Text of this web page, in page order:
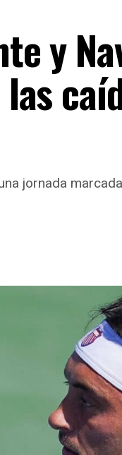
y
jornada